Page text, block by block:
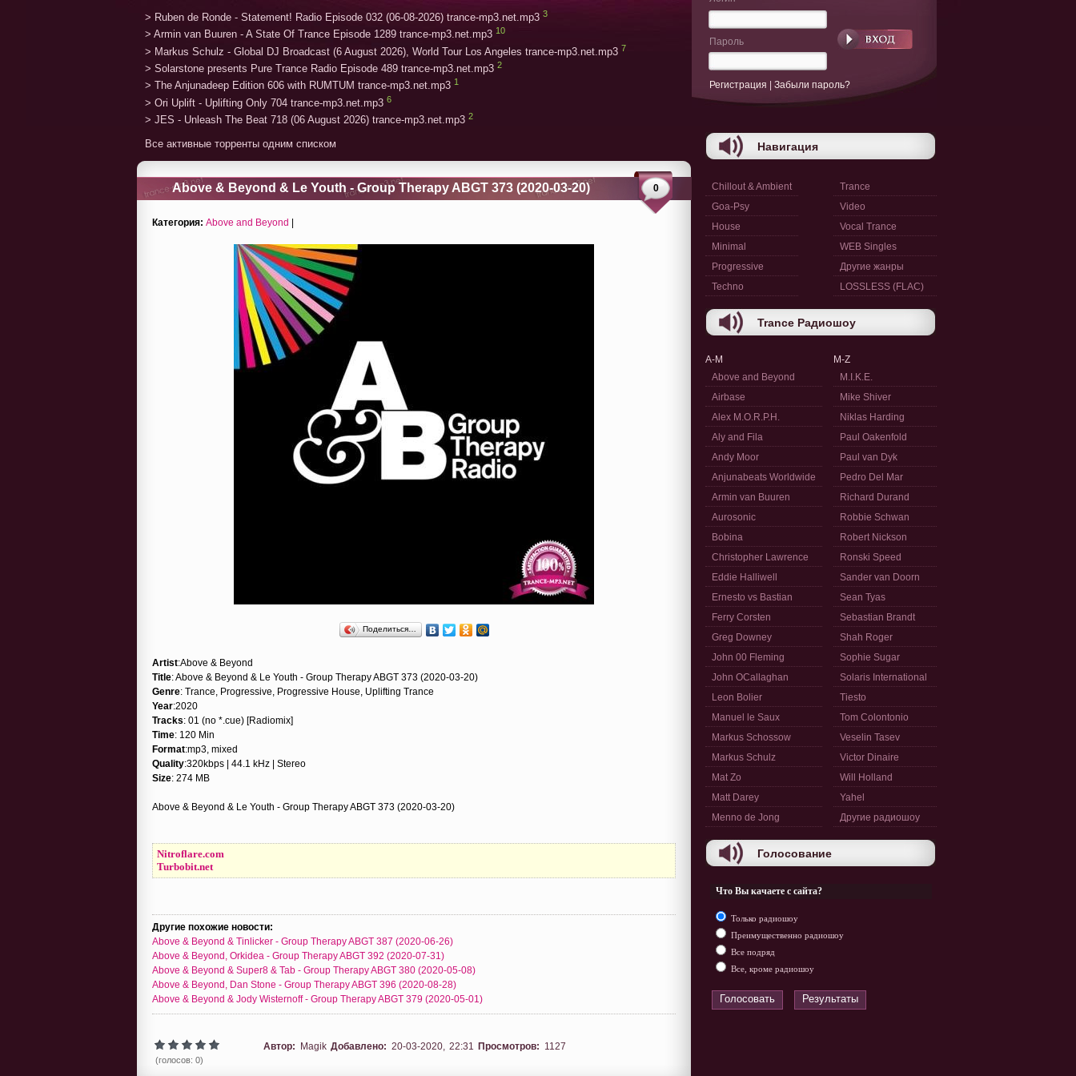
> Ruben de Ronde - Statement! Radio Episode 032 (06-08-2026) trance-mp3.net.mp3 3
> Armin van Buuren - A State Of Trance Episode 1289 trance-mp3.net.mp3 10
> Markus Schulz - Global DJ Broadcast (6 August 2026), World Tour Los Angeles trance-mp3.net.mp3 7
> Solarstone presents Pure Trance Radio Episode 489 trance-mp3.net.mp3 2
> The Anjunadeep Edition 606 with RUMTUM trance-mp3.net.mp3 1
> Ori Uplift - Uplifting Only 704 trance-mp3.net.mp3 6
> JES - Unleash The Beat 718 (06 August 2026) trance-mp3.net.mp3 2
Все активные торренты одним списком
Above & Beyond & Le Youth - Group Therapy ABGT 373 (2020-03-20) 0
Категория: Above and Beyond |
Поделиться…
Artist:Above & Beyond
Title: Above & Beyond & Le Youth - Group Therapy ABGT 373 (2020-03-20)
Genre: Trance, Progressive, Progressive House, Uplifting Trance
Year:2020
Tracks: 01 (no *.cue) [Radiomix]
Time: 120 Min
Format:mp3, mixed
Quality:320kbps | 44.1 kHz | Stereo
Size: 274 MB
Above & Beyond & Le Youth - Group Therapy ABGT 373 (2020-03-20)
Nitroflare.com
Turbobit.net
Другие похожие новости:
Above & Beyond & Tinlicker - Group Therapy ABGT 387 (2020-06-26)
Above & Beyond, Orkidea - Group Therapy ABGT 392 (2020-07-31)
Above & Beyond & Super8 & Tab - Group Therapy ABGT 380 (2020-05-08)
Above & Beyond, Dan Stone - Group Therapy ABGT 396 (2020-08-28)
Above & Beyond & Jody Wisternoff - Group Therapy ABGT 379 (2020-05-01)
(голосов: 0)
Автор: Magik Добавлено: 20-03-2020, 22:31 Просмотров: 1127
Пароль
Регистрация Забыли пароль?
Навигация
Chillout & Ambient
Goa-Psy
House
Minimal
Progressive
Techno
Trance
Video
Vocal Trance
WEB Singles
Другие жанры
LOSSLESS (FLAC)
Trance Радиошоу
A-M
Above and Beyond
Airbase
Alex M.O.R.P.H.
Aly and Fila
Andy Moor
Anjunabeats Worldwide
Armin van Buuren
Aurosonic
Bobina
Christopher Lawrence
Eddie Halliwell
Ernesto vs Bastian
Ferry Corsten
Greg Downey
John 00 Fleming
John OCallaghan
Leon Bolier
Manuel le Saux
Markus Schossow
Markus Schulz
Mat Zo
Matt Darey
Menno de Jong
M-Z
M.I.K.E.
Mike Shiver
Niklas Harding
Paul Oakenfold
Paul van Dyk
Pedro Del Mar
Richard Durand
Robbie Schwan
Robert Nickson
Ronski Speed
Sander van Doorn
Sean Tyas
Sebastian Brandt
Shah Roger
Sophie Sugar
Solaris International
Tiesto
Tom Colontonio
Veselin Tasev
Victor Dinaire
Will Holland
Yahel
Другие радиошоу
Голосование
Что Вы качаете с сайта?
Только радиошоу
Преимущественно радиошоу
Все подряд
Все, кроме радиошоу
Голосовать Результаты